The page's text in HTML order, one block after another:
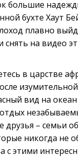
большие
бухте Хаут
плавно
на видео
в царстве
вид на
друзья – семьи
никогда не
с этими